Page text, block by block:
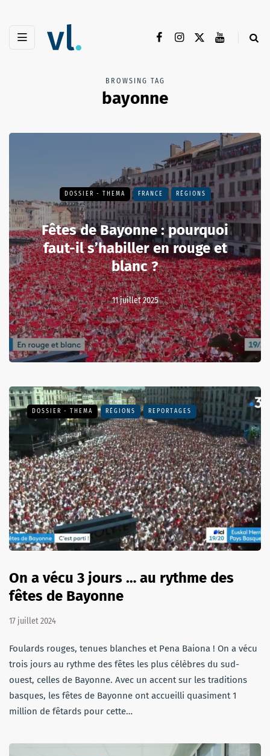
BROWSING TAG
bayonne
DOSSIER - THEMA FRANCE RÉGIONS
Fêtes de Bayonne : pourquoi
faut-il s’habiller en rouge et
blanc ?
11 juillet 2025
DOSSIER - THEMA RÉGIONS REPORTAGES
On a vécu 3 jours … au rythme des
fêtes de Bayonne
17 juillet 2024
Foulards rouges, tenues blanches et Pena Baiona ! On a vécu
trois jours au rythme des fêtes les plus célèbres du sud-
ouest, celles de Bayonne. Avec un accent sur les traditions
basques, les fêtes de Bayonne ont accueilli quasiment 1
million de fêtards pour cette…